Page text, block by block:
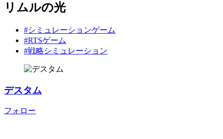
リムルの光
#シミュレーションゲーム
#RTSゲーム
#戦略シミュレーション
デスタム
フォロー